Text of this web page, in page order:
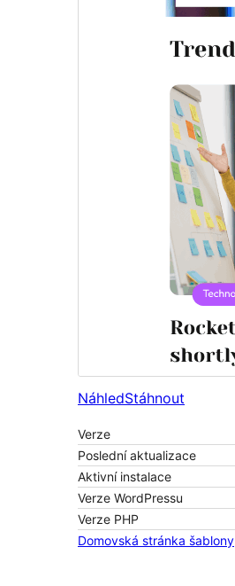
NáhledStáhnout
Verze
Poslední aktualizace
Aktivní instalace
Verze WordPressu
Verze PHP
Domovská stránka šablony